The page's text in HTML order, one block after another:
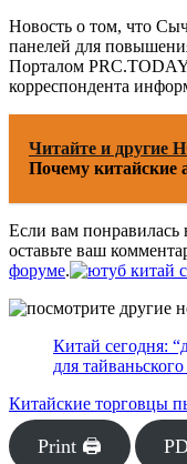
Новость о том, что
панелей для
Порталом
корреспондента
Читайте и
Почему китайские
Если вам понравилась
оставьте ваш
форуме.
Китай сегодня:
для
Китайские торговцы
Print 🖨